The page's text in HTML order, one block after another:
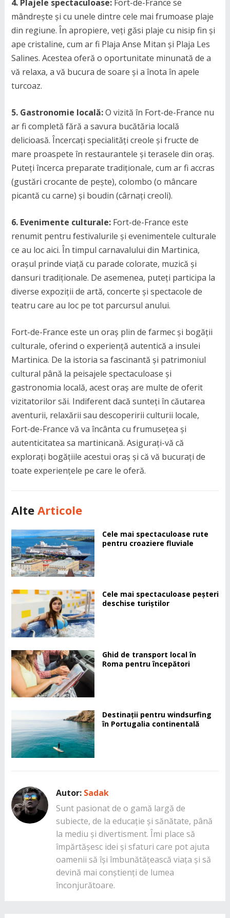
4. Plajele spectaculoase:Fort-de-France se
mândrește și cu unele dintre cele mai frumoase plaje
din regiune. În apropiere, veți găsi plaje cu nisip fin și
ape cristaline, cum ar fi Plaja Anse Mitan și Plaja Les
Salines. Acestea oferă o oportunitate minunată de a
vă relaxa, a vă bucura de soare și a înota în apele
turcoaz.
5. Gastronomie locală:O vizită în Fort-de-France nu
ar fi completă fără a savura bucătăria locală
delicioasă. Încercați specialități creole și fructe de
mare proaspete în restaurantele și terasele din oraș.
Puteți încerca preparate tradiționale, cum ar fi accras
(gustări crocante de pește), colombo (o mâncare
picantă cu carne) și boudin (cârnați creoli).
6. Evenimente culturale:Fort-de-France este
renumit pentru festivalurile și evenimentele culturale
ce au loc aici. În timpul carnavalului din Martinica,
orașul prinde viață cu parade colorate, muzică și
dansuri tradiționale. De asemenea, puteți participa la
diverse expoziții de artă, concerte și spectacole de
teatru care au loc pe tot parcursul anului.
Fort-de-France este un oraș plin de farmec și bogății
culturale, oferind o experiență autentică a insulei
Martinica. De la istoria sa fascinantă și patrimoniul
cultural până la peisajele spectaculoase și
gastronomia locală, acest oraș are multe de oferit
vizitatorilor săi. Indiferent dacă sunteți în căutarea
aventurii, relaxării sau descoperirii culturii locale,
Fort-de-France vă va încânta cu frumusețea și
autenticitatea sa martinicană. Asigurați-vă că
explorați bogățiile acestui oraș și că vă bucurați de
toate experiențele pe care le oferă.
Alte Articole
Cele mai spectaculoase rute
pentru croaziere fluviale
Cele mai spectaculoase peșteri
deschise turiștilor
Ghid de transport local în
Roma pentru începători
Destinații pentru windsurfing
în Portugalia continentală
Autor: Sadak
Sunt pasionat de o gamă largă de
subiecte, de la educație și sănătate, până
la mediu și divertisment. Îmi place să
împărtășesc idei și sfaturi care pot ajuta
oamenii să își îmbunătățească viața și să
devină mai conștienți de lumea
înconjurătoare.